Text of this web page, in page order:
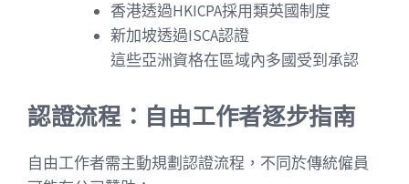
香港透過HKICPA採用類英國制度
新加坡透過ISCA認證
這些亞洲資格在區域內多國受到承認
認證流程：自由工作者逐步指南
自由工作者需主動規劃認證流程，不同於傳統僱員